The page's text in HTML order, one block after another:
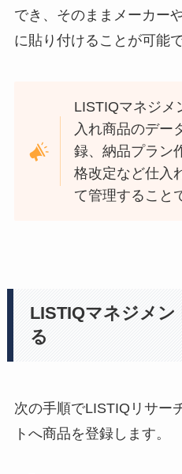
でき、そのままメーカー
に貼り付けることが可能で
LISTIQマネジメ
入れ商品のデー
録、納品プラン
格改定など仕入
て管理すること
LISTIQマネジメン
る
次の手順でLISTIQリサー
トへ商品を登録します。